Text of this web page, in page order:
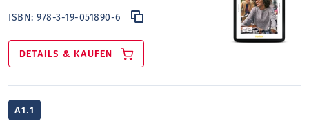
ISBN:978-3-19-051890-6
DETAILS & KAUFEN
A1.1